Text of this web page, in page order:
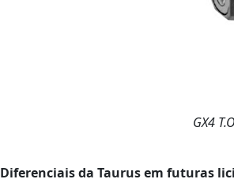
GX4
Diferenciais da Taurus em futuras